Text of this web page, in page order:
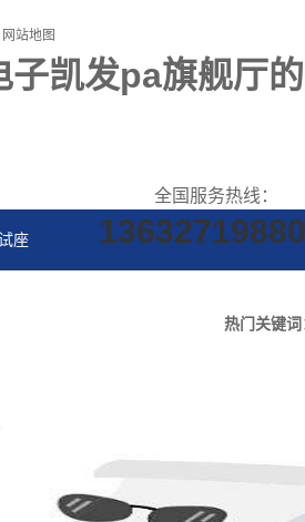
网站地图
凯发pa旗舰厅的
全国服务热线：
13632719880
座
热门关键词